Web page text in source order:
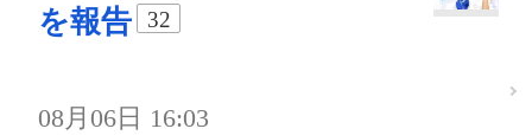
を報告
32
08月06日 16:03